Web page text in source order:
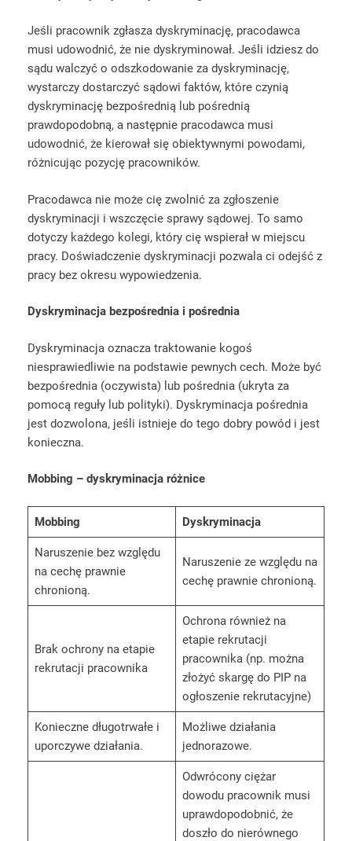
Jeśli pracownik zgłasza dyskryminację, pracodawca
musi udowodnić, że nie dyskryminował. Jeśli idziesz do
sądu walczyć o odszkodowanie za dyskryminację,
wystarczy dostarczyć sądowi faktów, które czynią
dyskryminację bezpośrednią lub pośrednią
prawdopodobną, a następnie pracodawca musi
udowodnić, że kierował się obiektywnymi powodami,
różnicując pozycję pracowników.
Pracodawca nie może cię zwolnić za zgłoszenie
dyskryminacji i wszczęcie sprawy sądowej. To samo
dotyczy każdego kolegi, który cię wspierał w miejscu
pracy. Doświadczenie dyskryminacji pozwala ci odejść z
pracy bez okresu wypowiedzenia.
Dyskryminacja bezpośrednia i pośrednia
Dyskryminacja oznacza traktowanie kogoś
niesprawiedliwie na podstawie pewnych cech. Może być
bezpośrednia (oczywista) lub pośrednia (ukryta za
pomocą reguły lub polityki). Dyskryminacja pośrednia
jest dozwolona, jeśli istnieje do tego dobry powód i jest
konieczna.
Mobbing – dyskryminacja różnice
Mobbing Dyskryminacja
Naruszenie bez względu
na cechę prawnie
chronioną.
Naruszenie ze względu na
cechę prawnie chronioną.
Brak ochrony na etapie
rekrutacji pracownika
Ochrona również na
etapie rekrutacji
pracownika (np. można
złożyć skargę do PIP na
ogłoszenie rekrutacyjne)
Konieczne długotrwałe i
uporczywe działania.
Możliwe działania
jednorazowe.
Odwrócony ciężar
dowodu pracownik musi
uprawdopodobnić, że
doszło do nierównego